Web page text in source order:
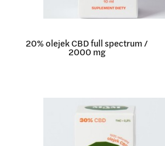
20% olejek CBD full spectrum /
2000 mg